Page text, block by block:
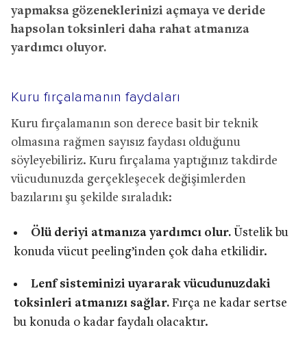
yapmaksa gözeneklerinizi açmaya ve deride
hapsolan toksinleri daha rahat atmanıza
yardımcı oluyor.
Kuru fırçalamanın faydaları
Kuru fırçalamanın son derece basit bir teknik
olmasına rağmen sayısız faydası olduğunu
söyleyebiliriz. Kuru fırçalama yaptığınız takdirde
vücudunuzda gerçekleşecek değişimlerden
bazılarını şu şekilde sıraladık:
Ölü deriyi atmanıza yardımcı olur.Üstelik bu
konuda vücut peeling’inden çok daha etkilidir.
Lenf sisteminizi uyararak vücudunuzdaki
toksinleri atmanızı sağlar. Fırça ne kadar sertse
bu konuda o kadar faydalı olacaktır.